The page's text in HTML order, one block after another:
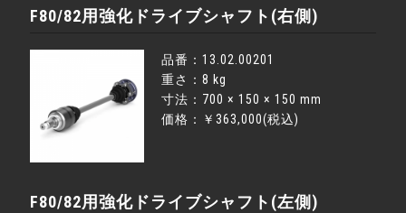
F80/82用強化ドライブシャフト(右側)
品番：13.02.00201
重さ：8 kg
寸法：700 × 150 × 150 mm
価格：￥363,000(税込)
F80/82用強化ドライブシャフト(左側)